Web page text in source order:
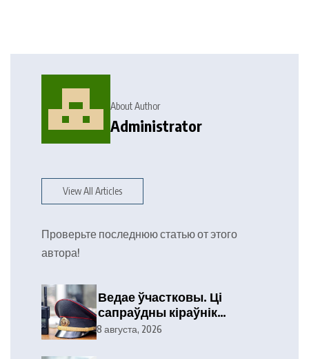
About Author
Administrator
View All Articles
Проверьте последнюю статью от этого
автора!
Ведае ўчастковы. Ці
сапраўдны кіраўнік
тэлефануе?
8 августа, 2026